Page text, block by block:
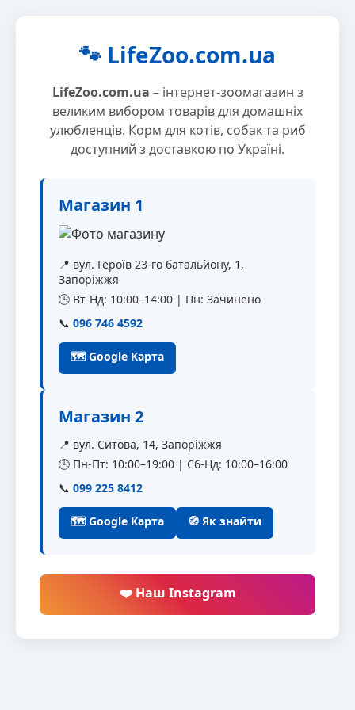
🐾 LifeZoo.com.ua
LifeZoo.com.ua – інтернет-зоомагазин з
великим вибором товарів для домашніх
улюбленців. Корм для котів, собак та риб
доступний з доставкою по Україні.
Магазин 1
📍 вул. Героїв 23-го батальйону, 1,
Запоріжжя
🕒 Вт-Нд: 10:00–14:00 | Пн: Зачинено
📞 096 746 4592
🗺 Google Карта
Магазин 2
📍 вул. Ситова, 14, Запоріжжя
🕒 Пн-Пт: 10:00–19:00 | Сб-Нд: 10:00–16:00
📞 099 225 8412
🗺 Google Карта 🧭 Як знайти
❤️ Наш Instagram